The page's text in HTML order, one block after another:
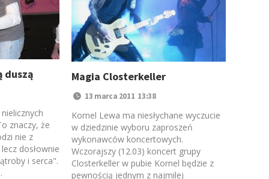
duszą
znaczy, że
nie z
dosłownie
i serca".
Magia Closterkeller
13 marca 2011 13:38
Kornel Lewa ma niesłychane wyczucie
w dziedzinie wyboru zaproszeń
wykonawców koncertowych.
Wczorajszy (12.03) koncert grupy
Closterkeller w pubie Kornel będzie z
pewnością jednym z najmilej